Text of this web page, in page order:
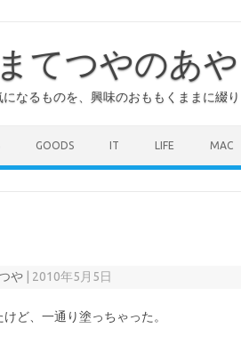
てつやのあ
なるものを、興味のおももくままに綴り
GOODS IT LIFE MAC
や 2010年5月5日
ど、一通り塗っちゃった。